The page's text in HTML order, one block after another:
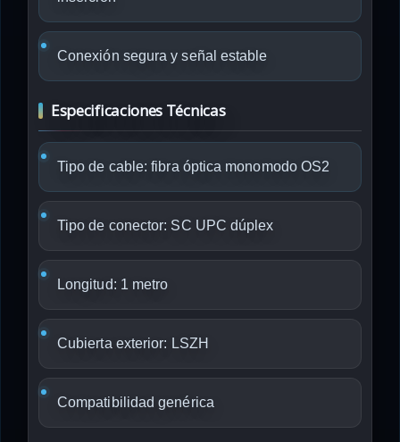
Conexión segura y señal estable
Especificaciones Técnicas
Tipo de cable: fibra óptica monomodo OS2
Tipo de conector: SC UPC dúplex
Longitud: 1 metro
Cubierta exterior: LSZH
Compatibilidad genérica